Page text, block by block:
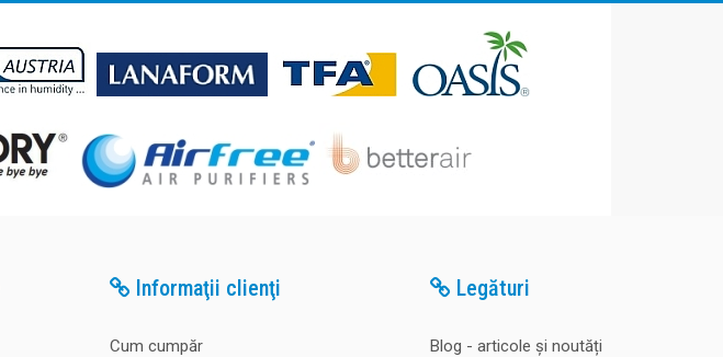
Informaţii clienţi
Cum cumpăr
Legături
Blog - articole și noutăți